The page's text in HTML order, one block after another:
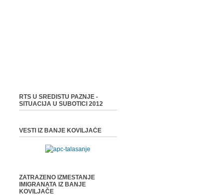
RTS U SREDISTU PAZNJE -
SITUACIJA U SUBOTICI 2012
VESTI IZ BANJE KOVILJAČE
ZATRAZENO IZMESTANJE
IMIGRANATA IZ BANJE
KOVILJAČE